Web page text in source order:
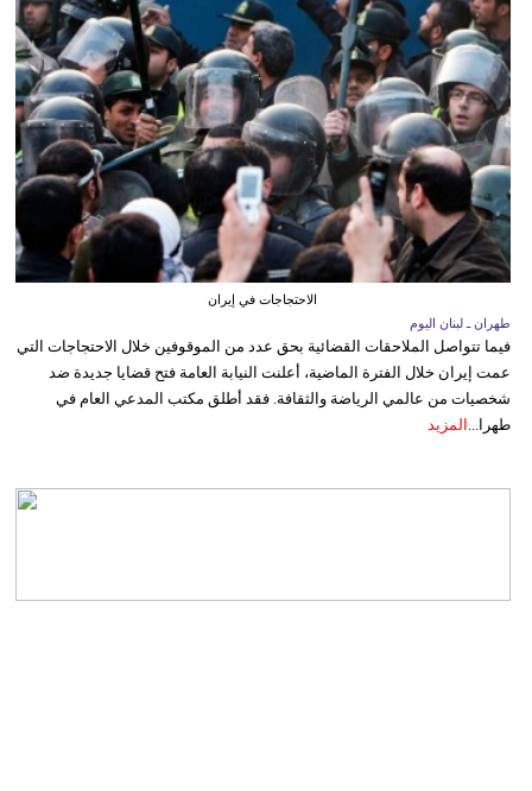
الاحتجاجات في إيران
طهران ـ لبنان اليوم
فيما تتواصل الملاحقات القضائية بحق عدد من الموقوفين خلال الاحتجاجات التي
عمت إيران خلال الفترة الماضية، أعلنت النيابة العامة فتح قضايا جديدة ضد
شخصيات من عالمي الرياضة والثقافة. فقد أطلق مكتب المدعي العام في
طهرا... المزيد